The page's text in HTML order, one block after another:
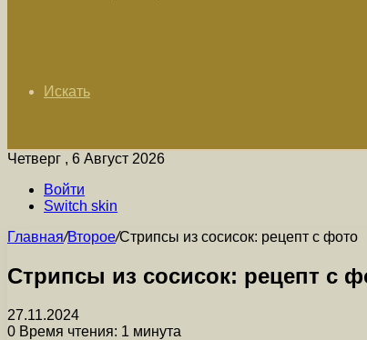
Искать
Четверг , 6 Август 2026
Войти
Switch skin
Главная/Второе/Стрипсы из сосисок: рецепт с фото
Стрипсы из сосисок: рецепт с
27.11.2024
0 Время чтения: 1 минута